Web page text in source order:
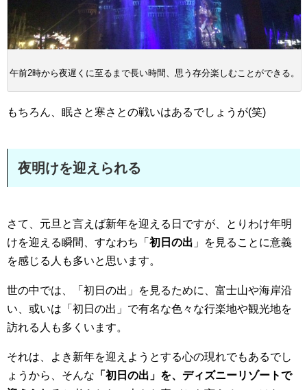
午前2時から夜遅くに至るまで長い時間、思う存分楽しむことができる。
もちろん、眠さと寒さとの戦いはあるでしょうが(笑)
夜明けを迎えられる
さて、元旦と言えば新年を迎える日ですが、とりわけ年明
けを迎える瞬間、すなわち「 初日の出 」を見ることに意義
を感じる人も多いと思います。
世の中では、「初日の出」を見るために、富士山や海岸沿
い、或いは「初日の出」で有名な色々な行楽地や観光地を
訪れる人も多くいます。
それは、よき新年を迎えようとする心の現れでもあるでし
ょうから、そんな 「初日の出」を、ディズニーリゾートで